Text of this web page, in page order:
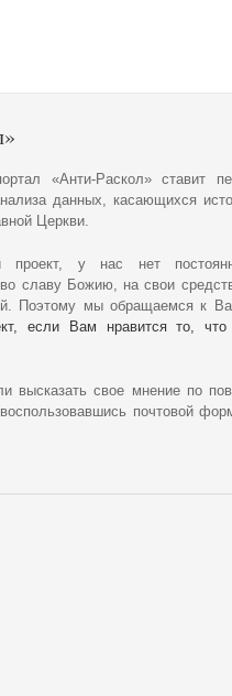
«Анти-Раскол» ставит
данных, касающихся
Церкви.
проект, у нас нет
славу Божию, на свои
Поэтому мы обращаемся к
если Вам нравится то,
высказать свое мнение по
почтовой